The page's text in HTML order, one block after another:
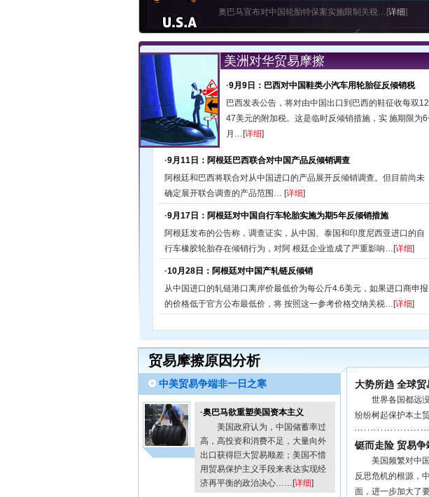
奥巴马宣布对中国轮胎特保案实施限制关税…[详细]
美洲对华贸易摩擦
·9月9日：巴西对中国鞋类小汽车用轮胎征反倾销税
巴西发表公告，将对由中国出口到巴西的鞋征收每双12
47美元的附加税。这是临时反倾销措施，实 施期限为
月…[详细]
·9月11日：阿根廷巴西联合对中国产品反倾销调查
阿根廷和巴西将联合对从中国进口的产品展开反倾销调查。但目前尚未
确定展开联合调查的产品范围… [详细]
·9月17日：阿根廷对中国自行车轮胎实施为期5年反倾销措施
阿根廷发布的公告称，调查证实，从中国、泰国和印度尼西亚进口的自
行车橡胶轮胎存在倾销行为，对阿 根廷企业造成了严重影响…[详细]
·10月28日：阿根廷对中国产轧链反倾销
从中国进口的轧链港口离岸价最低价为每公斤4.6美元，如果进口商申报
的价格低于官方公布最低价，将 按照这一参考价格交纳关税…[详细]
贸易摩擦原因分析
中美贸易争端非一日之寒
·奥巴马欲重塑美国资本主义
美国政府认为，中国储蓄率过
高，高投资和消费不足，大量向外
出口获得巨大贸易顺差；美国不惜
用贸易保护主义手段来表达实现经
济再平衡的政治决心……[详细]
大势所趋 全球
世界各国都远没
纷纷树起保护本土
铤而走险 贸易
美国频繁对中国
反思危机的根源，
面，进一步加大了